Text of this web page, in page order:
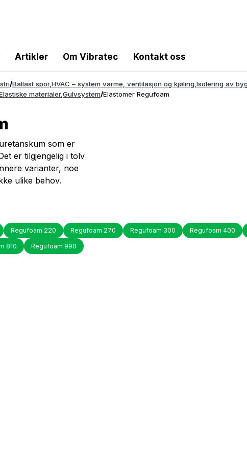
Artikler Om Vibratec Kontakt oss
/Ballast spor,HVAC – system varme, ventilasjon og kjøling,Isolering av
materialer,Gulvsystem/Elastomer Regufoam
som er
er tilgjengelig i tolv
varianter, noe
ulike behov.
Regufoam 220 Regufoam 270 Regufoam 300 Regufoam 400
810 Regufoam 990